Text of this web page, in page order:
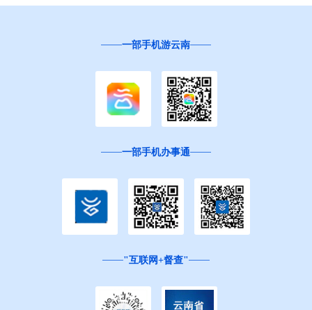
一部手机游云南
一部手机办事通
"互联网+督查"